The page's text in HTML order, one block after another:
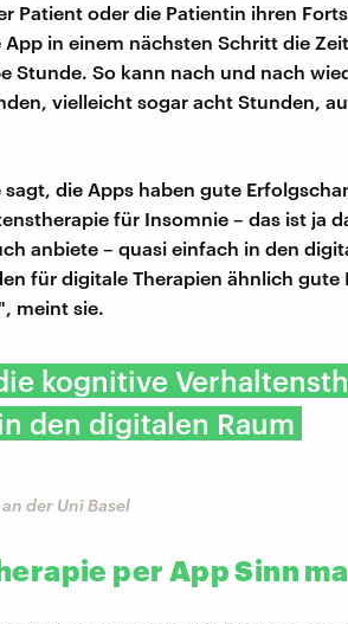
Patient oder die Patientin ihren
in einem nächsten Schritt die
Stunde. So kann nach und nach
vielleicht sogar acht Stunden,
die Apps haben gute
für Insomnie – das ist ja
anbiete – quasi einfach in den
für digitale Therapien ähnlich gute
meint sie.
kognitive
den digitalen Raum
der Uni Basel
per App Sinn